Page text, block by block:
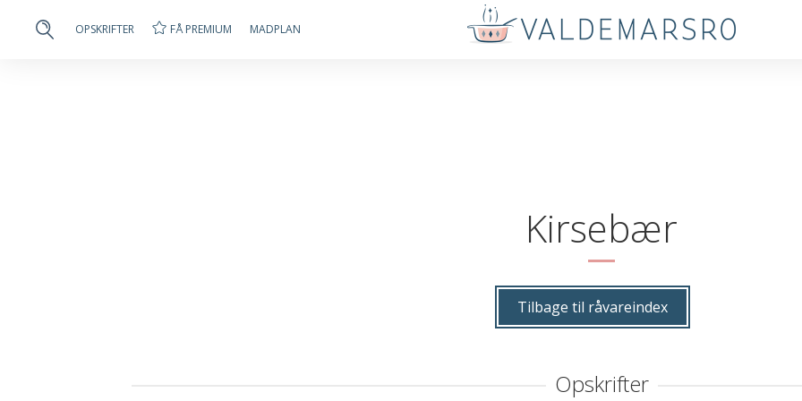
OPSKRIFTER FÅ PREMIUM MADPLAN
Kirsebær
Tilbage til råvareindex
Opskrifter